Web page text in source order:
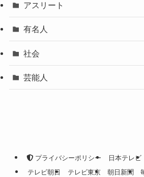
アスリート
有名人
社会
芸能人
プライバシーポリシー 日本テレビ
テレビ朝日
テレビ東京 朝日新聞